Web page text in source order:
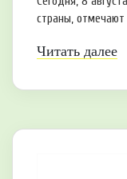
страны, отмечают
Читать далее